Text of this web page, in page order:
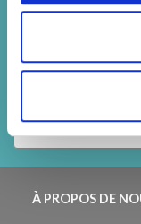
Word lid van
À PROPOS DE